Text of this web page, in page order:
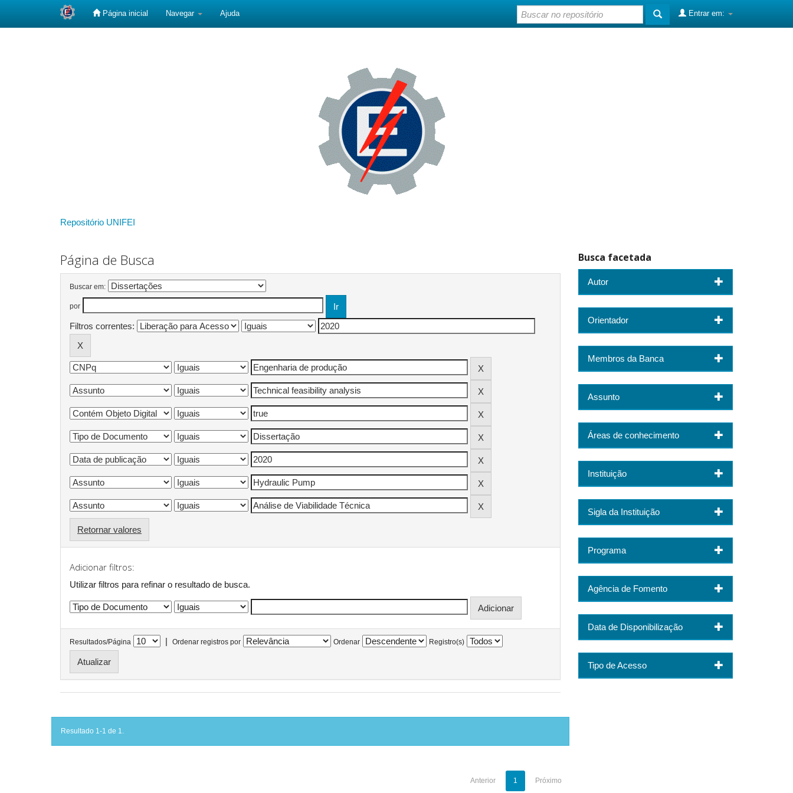
Página inicial Navegar Ajuda Entrar em:
Repositório UNIFEI
Página de Busca
Buscar em:
por
Filtros correntes:
Retornar valores
Adicionar filtros:
Utilizar filtros para refinar o resultado de busca.
Resultados/Página | Ordenar registros por Ordenar Registro(s)
Resultado 1-1 de 1.
Anterior 1 Próximo
Busca facetada
Autor
Orientador
Membros da Banca
Assunto
Áreas de conhecimento
Instituição
Sigla da Instituição
Programa
Agência de Fomento
Data de Disponibilização
Tipo de Acesso